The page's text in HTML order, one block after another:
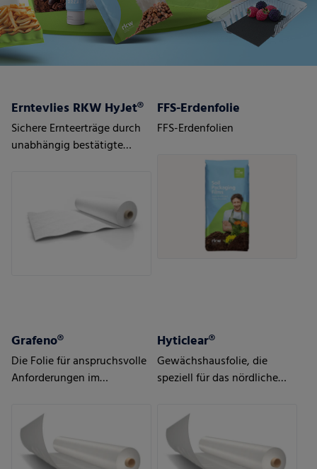
Erntevlies RKW HyJet®
Sichere Ernteerträge durch
unabhängig bestätigte
FFS-Erdenfolie
FFS-Erdenfolien
Grafeno®
Die Folie für anspruchsvolle
Anforderungen im
Hyticlear®
Gewächshausfolie, die
speziell für das nördliche